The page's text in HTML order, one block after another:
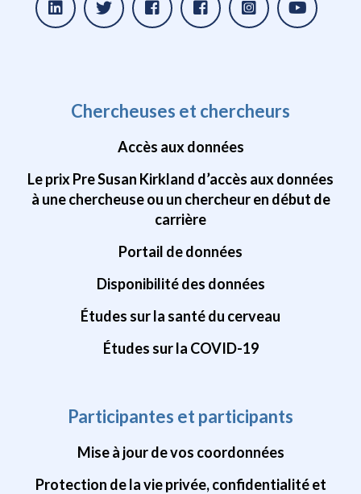
Chercheuses et chercheurs
Accès aux données
Le prix Pre Susan Kirkland d’accès aux données
à une chercheuse ou un chercheur en début de
carrière
Portail de données
Disponibilité des données
Études sur la santé du cerveau
Études sur la COVID-19
Participantes et participants
Mise à jour de vos coordonnées
Protection de la vie privée, confidentialité et